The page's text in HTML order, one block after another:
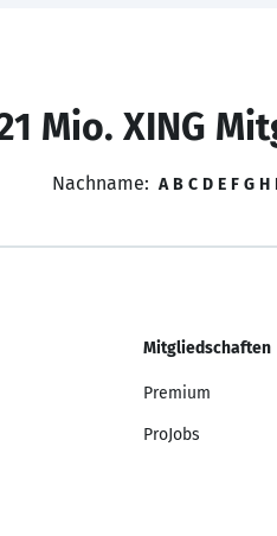
Mio. XING
Nachname: A B C D E F G H
Mitgliedschaften
Premium
ProJobs